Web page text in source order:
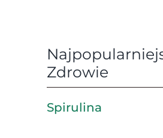
Zdrowie
Spirulina